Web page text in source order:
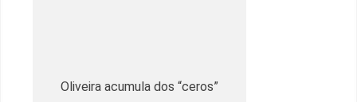
Oliveira acumula dos “ceros”